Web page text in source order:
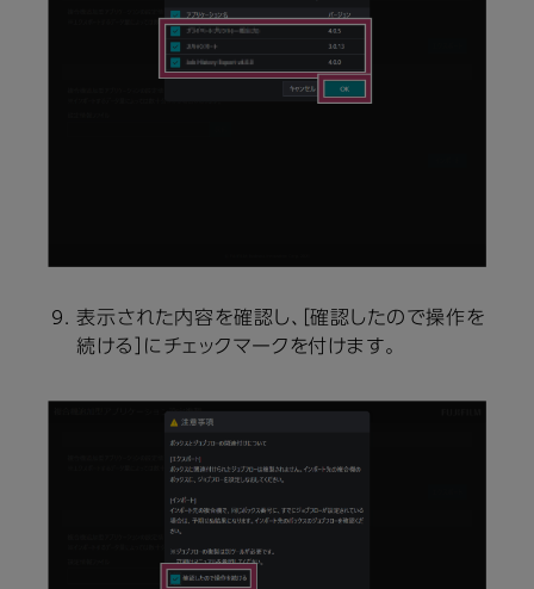
表示された内容を確認し、［確認したので操作を
続ける］にチェックマークを付けます。